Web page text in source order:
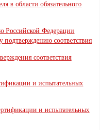
в области обязательного
Российской Федерации
подтверждению соответствия
соответствия
и испытательных
и испытательных